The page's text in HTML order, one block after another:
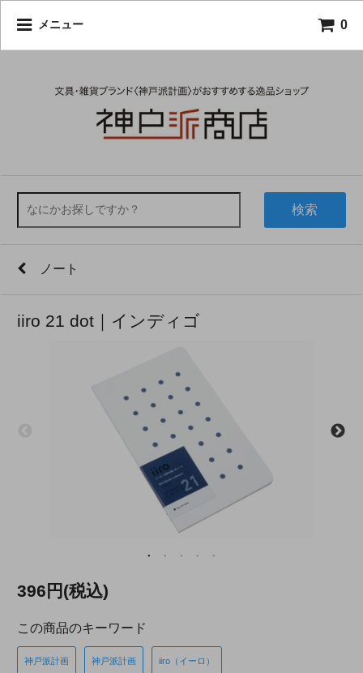
メニュー 0
検索
ノート
iiro 21 dot｜インディゴ
396円(税込)
この商品のキーワード
神戸派計画 神戸派計画 iiro（イーロ）